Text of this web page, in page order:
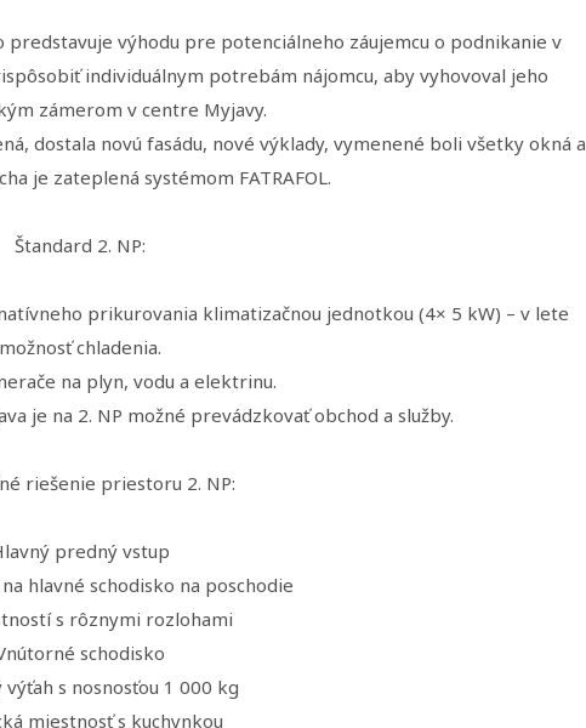
výhodu pre potenciálneho záujemcu o podnikanie v
individuálnym potrebám nájomcu, aby vyhovoval jeho
zámerom v centre Myjavy.
dostala novú fasádu, nové výklady, vymenené boli všetky okná a
je zateplená systémom FATRAFOL.
Štandard 2. NP:
prikurovania klimatizačnou jednotkou (4× 5 kW) – v lete
možnosť chladenia.
na plyn, vodu a elektrinu.
je na 2. NP možné prevádzkovať obchod a služby.
riešenie priestoru 2. NP:
predný vstup
hlavné schodisko na poschodie
s rôznymi rozlohami
schodisko
výťah s nosnosťou 1 000 kg
miestnosť s kuchynkou